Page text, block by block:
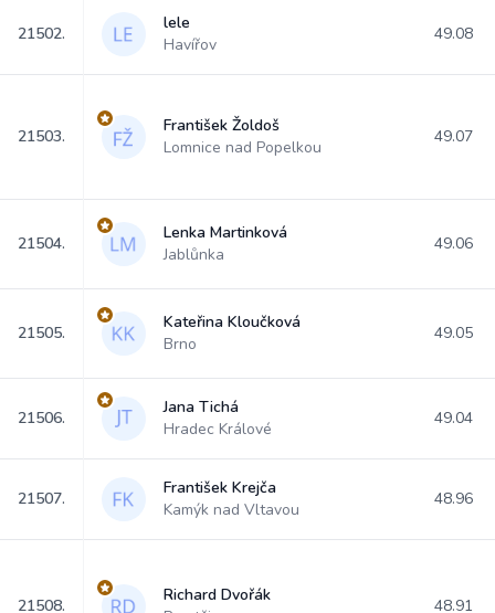
21502.
lele
Havířov
49.08
21503.
František Žoldoš
Lomnice nad Popelkou
49.07
21504.
Lenka Martinková
Jablůnka
49.06
21505.
Kateřina Kloučková
Brno
49.05
21506.
Jana Tichá
Hradec Králové
49.04
21507.
František Krejča
Kamýk nad Vltavou
48.96
21508.
Richard Dvořák
48.91